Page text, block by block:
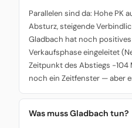
Parallelen sind da: Hohe PK
Absturz, steigende
Gladbach hat noch positives
Verkaufsphase eingeleitet
Zeitpunkt des Abstiegs -104
noch ein Zeitfenster — aber
Was muss Gladbach tun?